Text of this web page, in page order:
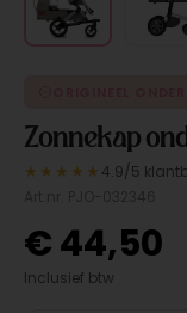
Zonnekap
★★★★★ 4.9/5
€44,50
Inclusief btw